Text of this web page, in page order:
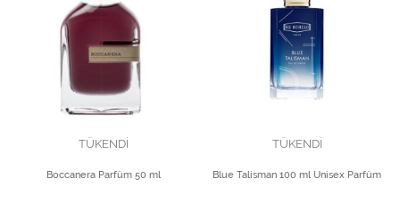
TÜKENDİ
Boccanera Parfüm 50 ml
TÜKENDİ
Blue Talisman 100 ml Unisex Parfüm